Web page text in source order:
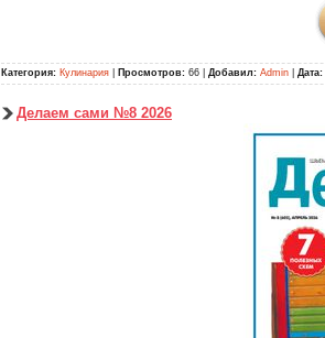
Категория: Кулинария Просмотров: 66 | Добавил: Admin Дата:
Делаем сами №8 2026